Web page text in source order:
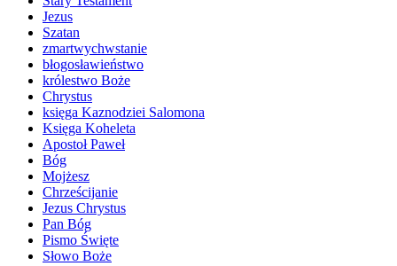
Jezus
Szatan
zmartwychwstanie
błogosławieństwo
królestwo Boże
Chrystus
księga Kaznodziei Salomona
Księga Koheleta
Apostoł Paweł
Bóg
Mojżesz
Chrześcijanie
Jezus Chrystus
Pan Bóg
Pismo Święte
Słowo Boże